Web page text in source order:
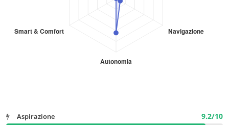
Aspirazione 9.2/10